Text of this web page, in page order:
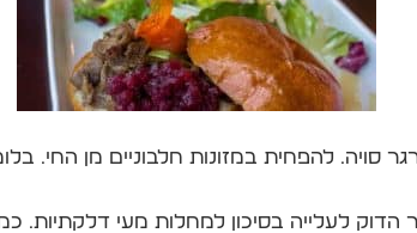
סויה. להפחית במזונות חלבוניים מן החי.
הדוק לעלייה בסיכון למחלות מעי